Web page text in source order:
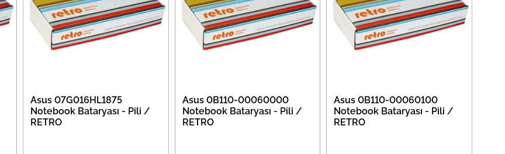
Asus 07G016HL1875
Notebook Bataryası - Pili /
RETRO
Asus 0B110-00060000
Notebook Bataryası - Pili /
RETRO
Asus 0B110-00060100
Notebook Bataryası - Pili /
RETRO